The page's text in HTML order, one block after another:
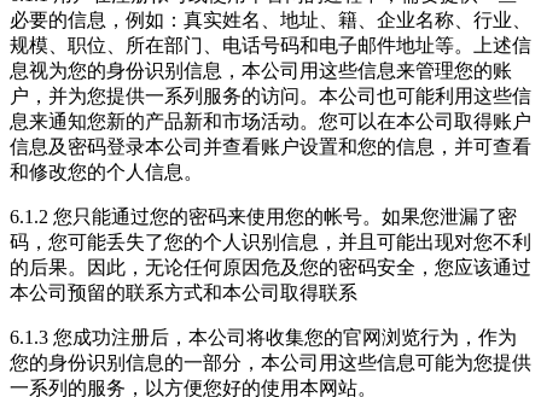
必要的信息，例如：真实姓名、地址、籍、企业名称、行业、
规模、职位、所在部门、电话号码和电子邮件地址等。上述信
息视为您的身份识别信息，本公司用这些信息来管理您的账
户，并为您提供一系列服务的访问。本公司也可能利用这些信
息来通知您新的产品新和市场活动。您可以在本公司取得账户
信息及密码登录本公司并查看账户设置和您的信息，并可查看
和修改您的个人信息。
6.1.2 您只能通过您的密码来使用您的帐号。如果您泄漏了密
码，您可能丢失了您的个人识别信息，并且可能出现对您不利
的后果。因此，无论任何原因危及您的密码安全，您应该通过
本公司预留的联系方式和本公司取得联系
6.1.3 您成功注册后，本公司将收集您的官网浏览行为，作为
您的身份识别信息的一部分，本公司用这些信息可能为您提供
一系列的服务，以方便您好的使用本网站。